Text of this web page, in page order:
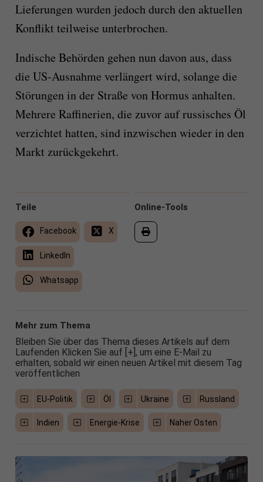
Lieferungen wurden jedoch durch den aktuellen
Konflikt teilweise unterbrochen.
Indische Behörden gehen nun davon aus, dass
die US-Ausnahme verlängert wird, solange die
Störungen in der Straße von Hormus anhalten.
Mehrere Raffinerien, die zuvor auf russisches Öl
verzichtet hatten, sind inzwischen wieder in den
Markt zurückgekehrt.
Online-Tools
Teile
Facebook X
LinkedIn
Whatsapp
Mehr zum Thema
Bleiben Sie über das Thema dieses Artikels auf dem
Laufenden Klicken Sie auf [+], um eine E-Mail zu
erhalten, sobald wir einen neuen Artikel mit diesem Tag
veröffentlichen
EU-Politik Öl Ukraine Russland
Indien Energie-Krise Naher Osten